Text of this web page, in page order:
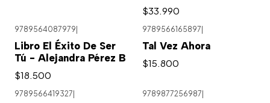
$33.990
9789564087979
Libro El Éxito De Ser
Tú - Alejandra Pérez B
$18.500
9789566165897
Tal Vez Ahora
$15.800
9789566419327 9789877256987